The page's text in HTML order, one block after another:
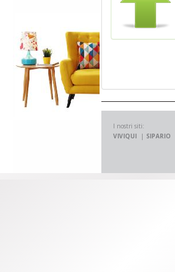
I nostri siti:
VIVIQUI
SIPARIO